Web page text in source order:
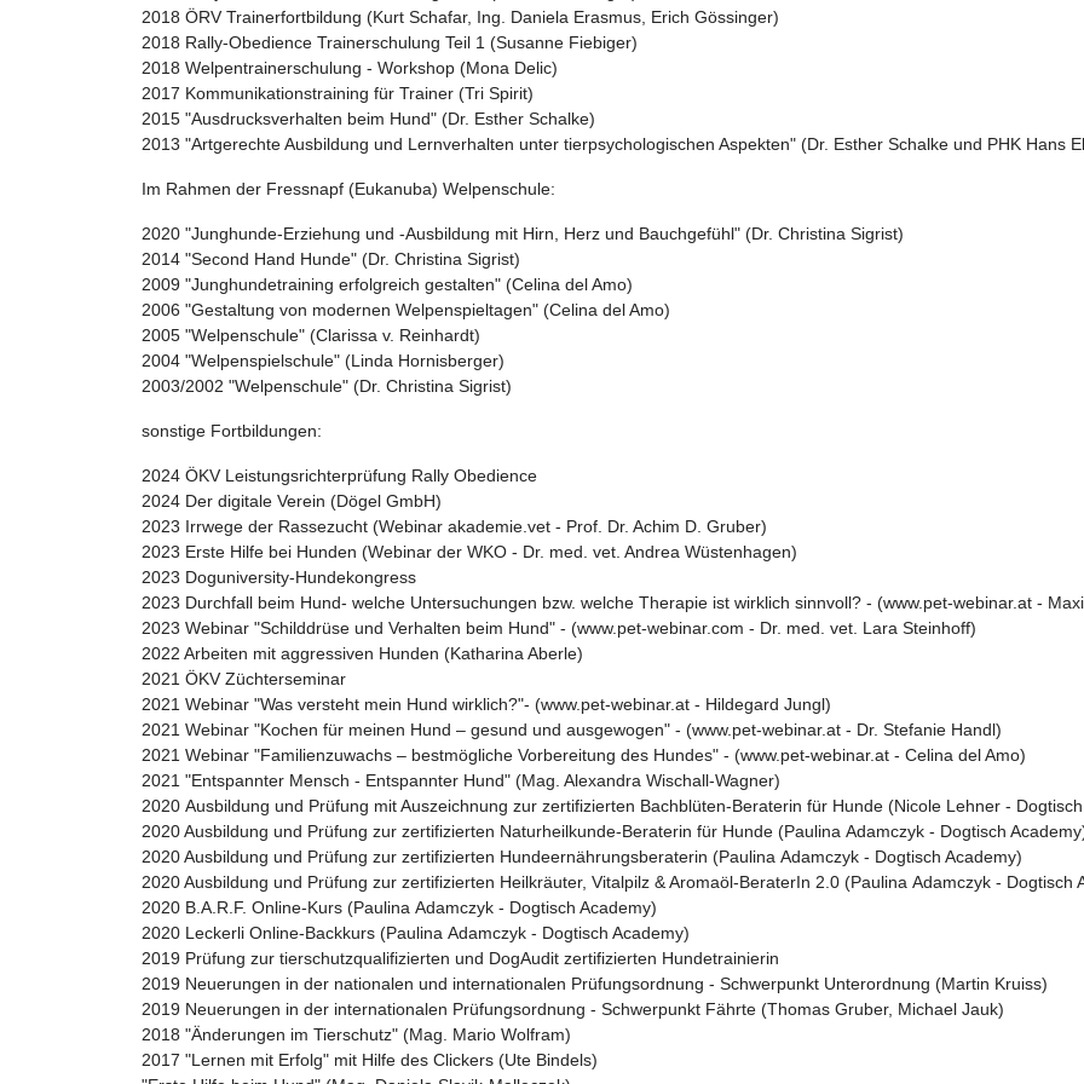
2018 ÖRV Trainerfortbildung (Kurt Schafar, Ing. Daniela Erasmus, Erich Gössinger)
2018 Rally-Obedience Trainerschulung Teil 1 (Susanne Fiebiger)
2018 Welpentrainerschulung - Workshop (Mona Delic)
2017 Kommunikationstraining für Trainer (Tri Spirit)
2015 "Ausdrucksverhalten beim Hund" (Dr. Esther Schalke)
2013 "Artgerechte Ausbildung und Lernverhalten unter tierpsychologischen Aspekten" (Dr. Esther Schalke und PHK Hans
Im Rahmen der Fressnapf (Eukanuba) Welpenschule:
2020 "Junghunde-Erziehung und -Ausbildung mit Hirn, Herz und Bauchgefühl" (Dr. Christina Sigrist)
2014 "Second Hand Hunde" (Dr. Christina Sigrist)
2009 "Junghundetraining erfolgreich gestalten" (Celina del Amo)
2006 "Gestaltung von modernen Welpenspieltagen" (Celina del Amo)
2005 "Welpenschule" (Clarissa v. Reinhardt)
2004 "Welpenspielschule" (Linda Hornisberger)
2003/2002 "Welpenschule" (Dr. Christina Sigrist)
sonstige Fortbildungen:
2024 ÖKV Leistungsrichterprüfung Rally Obedience
2024 Der digitale Verein (Dögel GmbH)
2023 Irrwege der Rassezucht (Webinar akademie.vet - Prof. Dr. Achim D. Gruber)
2023 Erste Hilfe bei Hunden (Webinar der WKO - Dr. med. vet. Andrea Wüstenhagen)
2023 Doguniversity-Hundekongress
2023 Durchfall beim Hund- welche Untersuchungen bzw. welche Therapie ist wirklich sinnvoll? - (www.pet-webinar.at -
2023 Webinar "Schilddrüse und Verhalten beim Hund" - (www.pet-webinar.com - Dr. med. vet. Lara Steinhoff)
2022 Arbeiten mit aggressiven Hunden (Katharina Aberle)
2021 ÖKV Züchterseminar
2021 Webinar "Was versteht mein Hund wirklich?"- (www.pet-webinar.at - Hildegard Jungl)
2021 Webinar "Kochen für meinen Hund – gesund und ausgewogen" - (www.pet-webinar.at - Dr. Stefanie Handl)
2021 Webinar "Familienzuwachs – bestmögliche Vorbereitung des Hundes" - (www.pet-webinar.at - Celina del Amo)
2021 "Entspannter Mensch - Entspannter Hund" (Mag. Alexandra Wischall-Wagner)
2020 Ausbildung und Prüfung mit Auszeichnung zur zertifizierten Bachblüten-Beraterin für Hunde (Nicole Lehner -
2020 Ausbildung und Prüfung zur zertifizierten Naturheilkunde-Beraterin für Hunde (Paulina Adamczyk - Dogtisch
2020 Ausbildung und Prüfung zur zertifizierten Hundeernährungsberaterin (Paulina Adamczyk - Dogtisch Academy)
2020 Ausbildung und Prüfung zur zertifizierten Heilkräuter, Vitalpilz & Aromaöl-BeraterIn 2.0 (Paulina Adamczyk - Dogtisch
2020 B.A.R.F. Online-Kurs (Paulina Adamczyk - Dogtisch Academy)
2020 Leckerli Online-Backkurs (Paulina Adamczyk - Dogtisch Academy)
2019 Prüfung zur tierschutzqualifizierten und DogAudit zertifizierten Hundetrainierin
2019 Neuerungen in der nationalen und internationalen Prüfungsordnung - Schwerpunkt Unterordnung (Martin Kruiss)
2019 Neuerungen in der internationalen Prüfungsordnung - Schwerpunkt Fährte (Thomas Gruber, Michael Jauk)
2018 "Änderungen im Tierschutz" (Mag. Mario Wolfram)
2017 "Lernen mit Erfolg" mit Hilfe des Clickers (Ute Bindels)